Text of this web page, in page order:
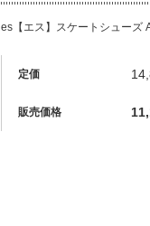
es【エス】スケートシューズ
定価
販売価格